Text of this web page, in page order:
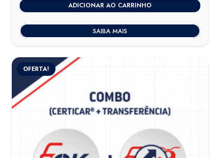
ADICIONAR AO CARRINHO
SAIBA MAIS
OFERTA!